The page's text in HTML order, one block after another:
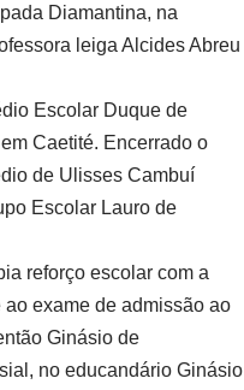
Diamantina, na
leiga Alcides Abreu
Escolar Duque de
Caetité. Encerrado o
de Ulisses Cambuí
Escolar Lauro de
reforço escolar com a
exame de admissão ao
Ginásio de
no educandário Ginásio